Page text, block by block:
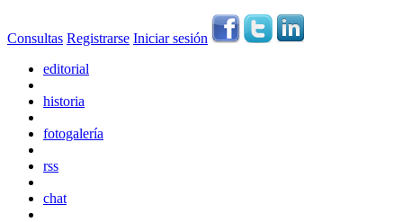
Consultas Registrarse Iniciar sesión
editorial
historia
fotogalería
rss
chat